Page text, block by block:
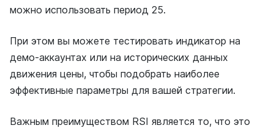
можно использовать период 25.
При этом вы можете тестировать индикатор на
демо-аккаунтах или на исторических данных
движения цены, чтобы подобрать наиболее
эффективные параметры для вашей стратегии.
Важным преимуществом RSI является то, что это